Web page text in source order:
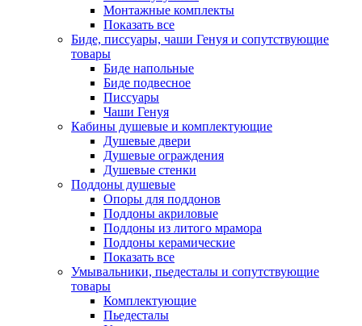
Монтажные комплекты
Показать все
Биде, писсуары, чаши Генуя и сопутствующие
товары
Биде напольные
Биде подвесное
Писсуары
Чаши Генуя
Кабины душевые и комплектующие
Душевые двери
Душевые ограждения
Душевые стенки
Поддоны душевые
Опоры для поддонов
Поддоны акриловые
Поддоны из литого мрамора
Поддоны керамические
Показать все
Умывальники, пьедесталы и сопутствующие
товары
Комплектующие
Пьедесталы